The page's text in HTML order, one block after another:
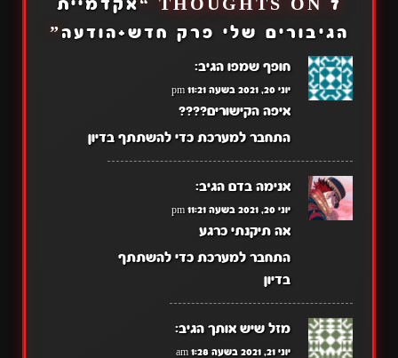
7 THOUGHTS ON “
אקדמיית
הגיבורים שלי פרק חדש+הודעה ”
חופף שמפו הגיב:
יוני 20, 2021 בשעה 11:21 pm
איפה הקישורים????
התחבר למערכת כדי להשתתף בדיון
אנימה בדם הגיב:
יוני 20, 2021 בשעה 11:21 pm
אה תיקנתי כרגע
התחבר למערכת כדי להשתתף
בדיון
מזל שיש אותך הגיב:
יוני 21, 2021 בשעה 1:28 am